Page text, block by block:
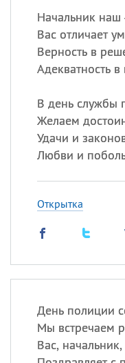
Начальник наш
Вас отличает
Верность в
Адекватность
В день службы
Желаем
Удачи и
Любви и
Открытка
День полиции
Мы встречаем
Вас, начальник,